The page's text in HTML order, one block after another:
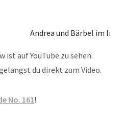
auf YouTube zu sehen.
du direkt zum Video.
No. 161!